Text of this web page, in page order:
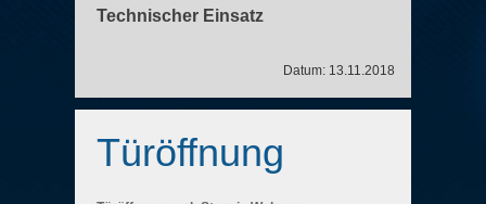
Technischer Einsatz
Datum: 13.11.2018
Türöffnung